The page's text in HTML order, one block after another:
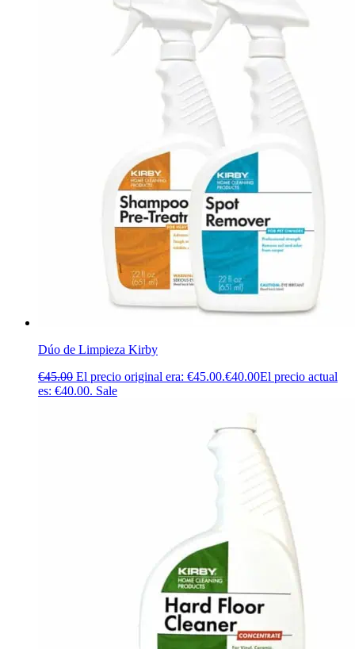
Dúo de Limpieza Kirby
€45.00 El precio original era: €45.00.€40.00El precio actual
es: €40.00. Sale